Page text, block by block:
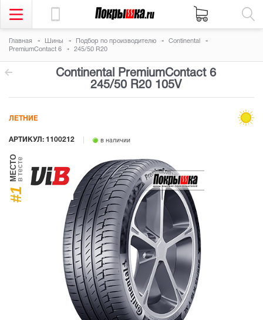
Главная Шины Подбор по производителю
Continental
PremiumContact 6
245/50 R20
Continental PremiumContact 6
245/50 R20 105V
АРТИКУЛ: 1100212 в наличии
ЛЕТНИЕ
#1
МЕСТОв тесте